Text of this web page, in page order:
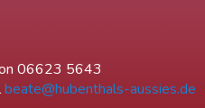
06623 5643
beate@hubenthals-aussies.de